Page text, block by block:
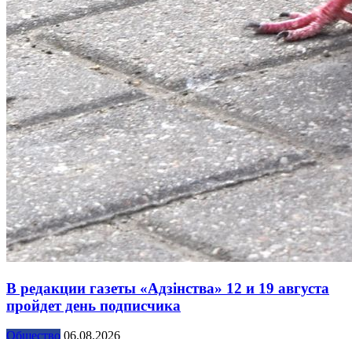
В редакции газеты «Адзінства» 12 и 19 августа
пройдет день подписчика
Общество 06.08.2026